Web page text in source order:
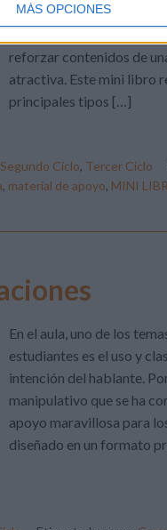
MÁS OPCIONES
lo necesiten. Por eso,
reforzar contenidos de
atractiva. Este mini libro
principales tipos […]
Segundo Ciclo, Tercer Ciclo
, material de apoyo, MINI
En el aula, uno de los
estudiantes es el uso y
intención del hablante.
manipulativo que se ha
apoyo maravillosa para
diseñado en un formato